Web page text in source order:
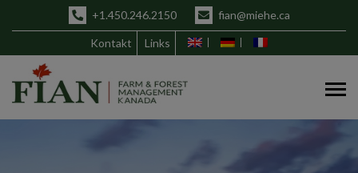
+1.450.246.2150 fian@miehe.ca
Kontakt Links